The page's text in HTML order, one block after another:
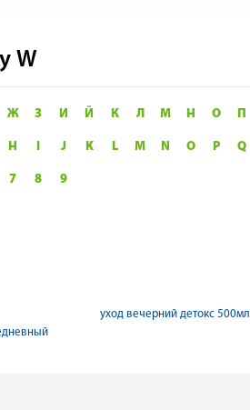
W
Ж З И Й К Л М Н О П
H I J K L M N O P Q
7 8 9
уход вечерний детокс 500мл